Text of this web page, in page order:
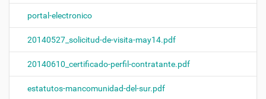
portal-electronico
20140527_solicitud-de-visita-may14.pdf
20140610_certificado-perfil-contratante.pdf
estatutos-mancomunidad-del-sur.pdf